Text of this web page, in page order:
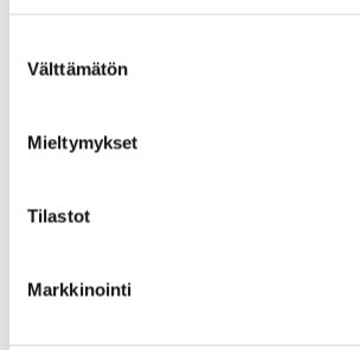
valinta
Välttämätön
Mieltymykset
Tilastot
Markkinointi